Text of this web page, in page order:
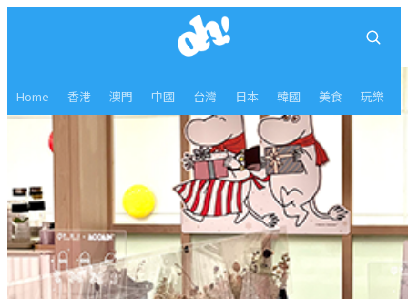
Home 香港 澳門 中國 台灣 日本 韓國 美食 玩樂